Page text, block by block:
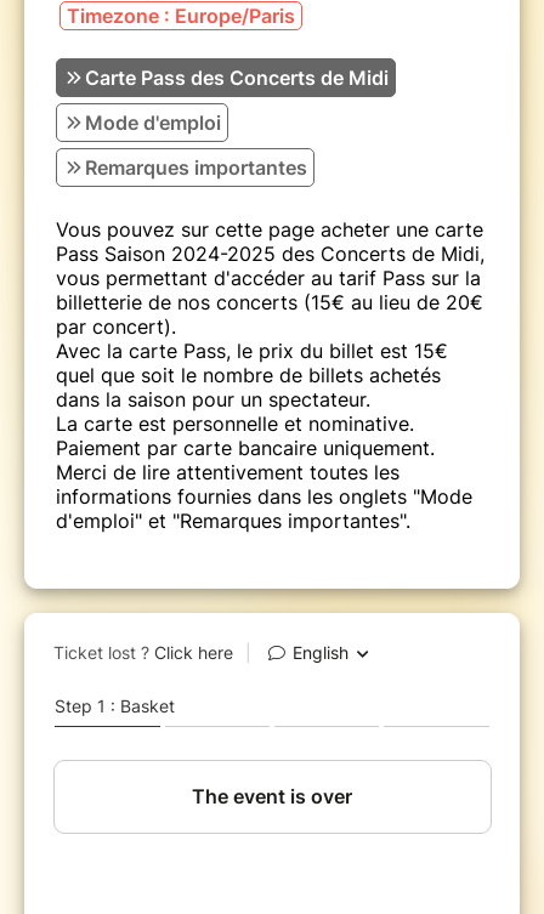
Timezone : Europe/Paris
Carte Pass des Concerts de Midi
Mode d'emploi
Remarques importantes
Vous pouvez sur cette page acheter une carte
Pass Saison 2024-2025 des Concerts de Midi,
vous permettant d'accéder au tarif Pass sur la
billetterie de nos concerts (15€ au lieu de 20€
par concert).
Avec la carte Pass, le prix du billet est 15€
quel que soit le nombre de billets achetés
dans la saison pour un spectateur.
La carte est personnelle et nominative.
Paiement par carte bancaire uniquement.
Merci de lire attentivement toutes les
informations fournies dans les onglets "Mode
d'emploi" et "Remarques importantes".